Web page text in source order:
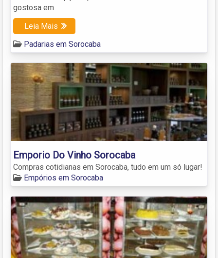
gostosa em
Leia Mais
Padarias em Sorocaba
Emporio Do Vinho Sorocaba
Compras cotidianas em Sorocaba, tudo em um só lugar!
Empórios em Sorocaba